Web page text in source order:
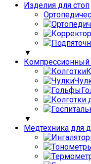
Изделия для стоп
▼
Компрессионный
▼
Медтехника для